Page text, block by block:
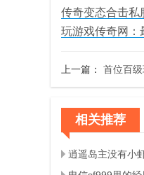
传奇变态合击私
玩游戏传奇网：
上一篇： 首位百
相关推荐
逍遥岛主没有小